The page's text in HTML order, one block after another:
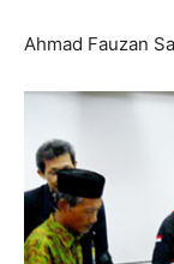
Ahmad Fauzan